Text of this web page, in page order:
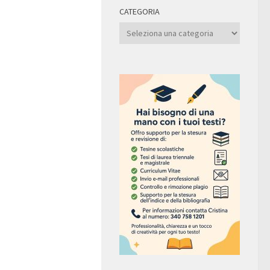
CATEGORIA
Categoria